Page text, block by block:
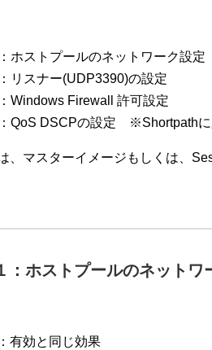
ホストプールのネットワーク設定
リスナー(UDP3390)の設定
Windows Firewall 許可設定
QoS DSCPの設定 ※Shortpathに
、マスターイメージもしくは、
：ホストプールのネットワ
有効と同じ効果